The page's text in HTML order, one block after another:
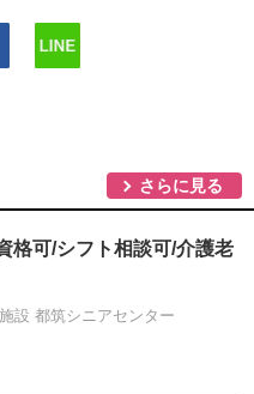
さらに見る
格可/シフト相談可/介護老
設 都筑シニアセンター